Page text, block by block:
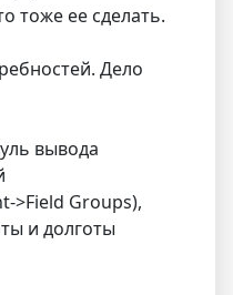
тоже ее сделать.
Дело
вывода
>Field Groups),
и долготы